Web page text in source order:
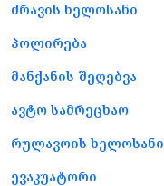
ძრავის ხელოსანი
პოლირება
მანქანის შეღებვა
ავტო სამრეცხაო
რულავოის ხელოსანი
ევაკუატორი